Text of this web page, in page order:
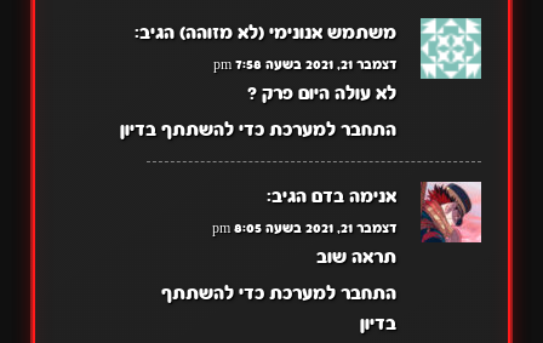
משתמש אנונימי (לא מזוהה) הגיב:
דצמבר 21, 2021 בשעה 7:58 pm
לא ‏עולה היום פרק ?
התחבר למערכת כדי להשתתף בדיון
אנימה בדם הגיב:
דצמבר 21, 2021 בשעה 8:05 pm
תראה שוב
התחבר למערכת כדי להשתתף
בדיון